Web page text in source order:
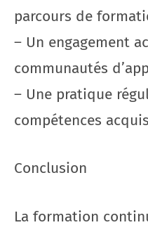
parcours de
– Un engagement
communautés
– Une pratique
compétences
Conclusion
La formation